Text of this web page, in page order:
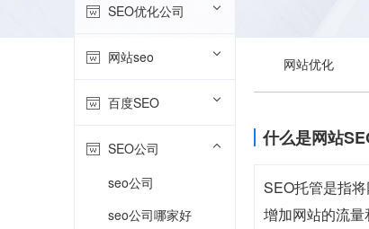
SEO优化公司
网站seo
百度SEO
SEO公司
seo公司
seo公司哪家好
网站优化
什么是网站
SEO托管是指
增加网站的流